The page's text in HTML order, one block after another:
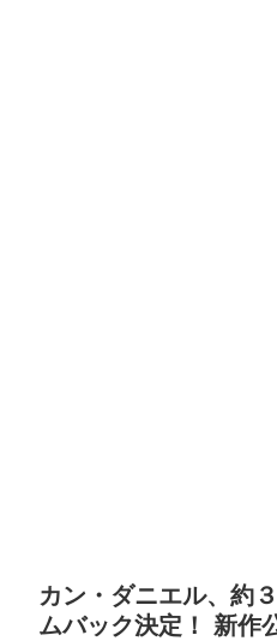
カン・ダニエル、約
ムバック決定！ 新作